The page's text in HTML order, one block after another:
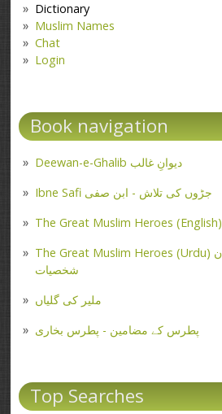
Dictionary
Muslim Names
Chat
Login
Book navigation
Deewan-e-Ghalib دیوانِ غالب
Ibne Safi جڑوں کی تلاش - ابن صفی
The Great Muslim Heroes (English)
The Great Muslim Heroes (Urdu) عظیم مسلمان
شخصیات
ملیر کی گلیاں
پطرس کے مضامین - پطرس بخاری
Top Searches